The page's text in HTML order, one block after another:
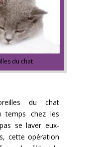
du chat
du chat
temps chez les
se laver eux-
cette opération